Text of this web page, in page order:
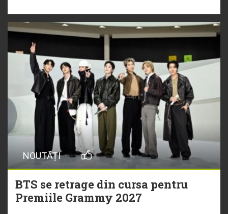
NOUTĂȚI
BTS se retrage din cursa pentru
Premiile Grammy 2027